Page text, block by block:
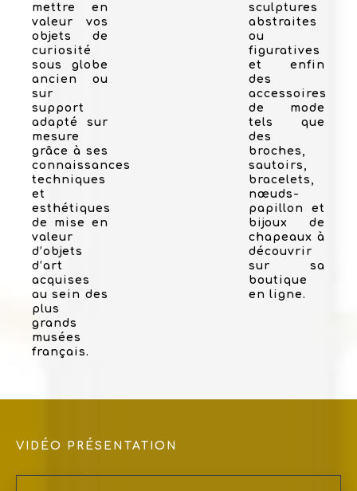
mettre en
valeur vos
objets de
curiosité
sous globe
ancien ou
sur
support
adapté sur
mesure
grâce à ses
connaissances
techniques
et
esthétiques
de mise en
valeur
d’objets
d’art
acquises
au sein des
plus
grands
musées
français.
sculptures
abstraites
ou
figuratives
et enfin
des
accessoires
de mode
tels que
des
broches,
sautoirs,
bracelets,
nœuds-
papillon et
bijoux de
chapeaux à
découvrir
sur sa
boutique
en ligne.
VIDÉO PRÉSENTATION